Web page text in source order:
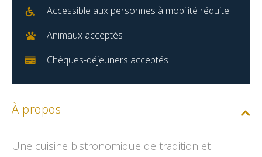
Accessible aux personnes à mobilité réduite
Animaux acceptés
Chèques-déjeuners acceptés
À propos
Une cuisine bistronomique de tradition et